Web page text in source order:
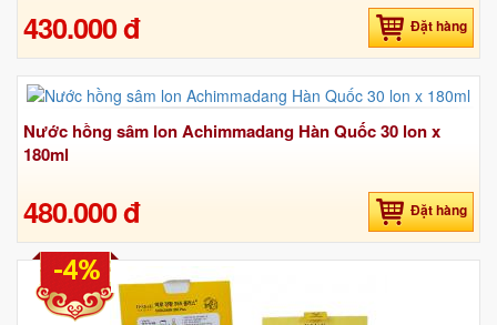
430.000 đ Đặt hàng
Nước hồng sâm lon Achimmadang Hàn Quốc 30 lon x
180ml
480.000 đ Đặt hàng
-4%